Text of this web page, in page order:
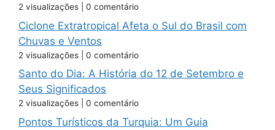
2 visualizações 0 comentário
Ciclone Extratropical Afeta o Sul do Brasil com
Chuvas e Ventos
2 visualizações 0 comentário
Santo do Dia: A História do 12 de Setembro e
Seus Significados
2 visualizações 0 comentário
Pontos Turísticos da Turquia: Um Guia